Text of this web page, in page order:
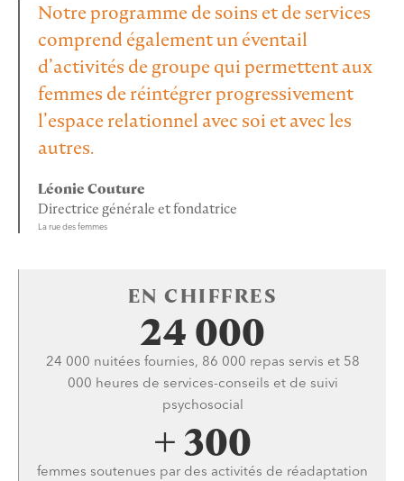
Notre programme de soins et de services
comprend également un éventail
d’activités de groupe qui permettent aux
femmes de réintégrer progressivement
l’espace relationnel avec soi et avec les
autres.
Léonie Couture
Directrice générale et fondatrice
La rue des femmes
EN CHIFFRES
24 000
24 000 nuitées fournies, 86 000 repas servis et 58
000 heures de services-conseils et de suivi
psychosocial
+ 300
femmes soutenues par des activités de réadaptation